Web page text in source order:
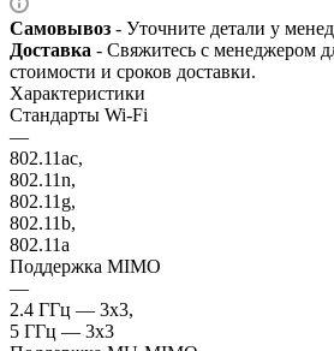
Самовывоз - Уточните детали у
Доставка - Свяжитесь с менеджером
стоимости и сроков доставки.
Характеристики
Стандарты Wi-Fi
—
802.11ac,
802.11n,
802.11g,
802.11b,
802.11a
Поддержка MIMO
—
2.4 ГГц — 3x3,
5 ГГц — 3x3